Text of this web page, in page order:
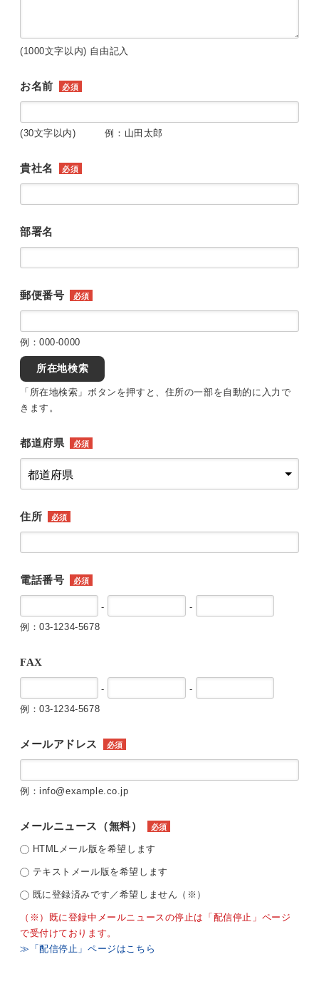
(1000文字以内) 自由記入
お名前 必須
(30文字以内) 例：山田太郎
貴社名 必須
部署名
郵便番号 必須
例：000-0000
所在地検索
「所在地検索」ボタンを押すと、住所の一部を自動的に入力で
きます。
都道府県 必須
住所 必須
電話番号 必須
-
-
例：03-1234-5678
FAX
-
-
例：03-1234-5678
メールアドレス 必須
例：info@example.co.jp
メールニュース（無料） 必須
HTMLメール版を希望します
テキストメール版を希望します
既に登録済みです／希望しません（※）
（※）既に登録中メールニュースの停止は「配信停止」ページ
で受付けております。
≫「配信停止」ページはこちら